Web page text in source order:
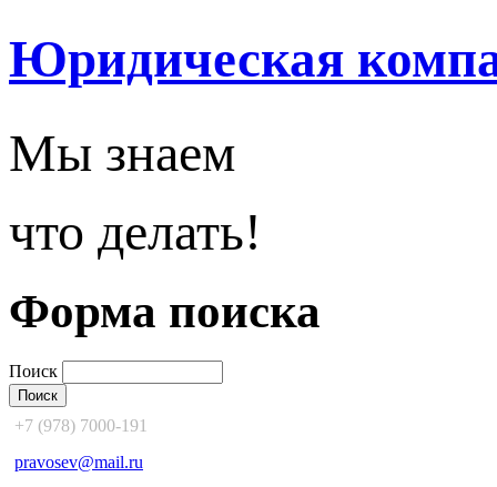
Юридическая
Мы знаем
что делать!
Форма поиска
Поиск
+7 (978) 7000-191
pravosev@mail.ru